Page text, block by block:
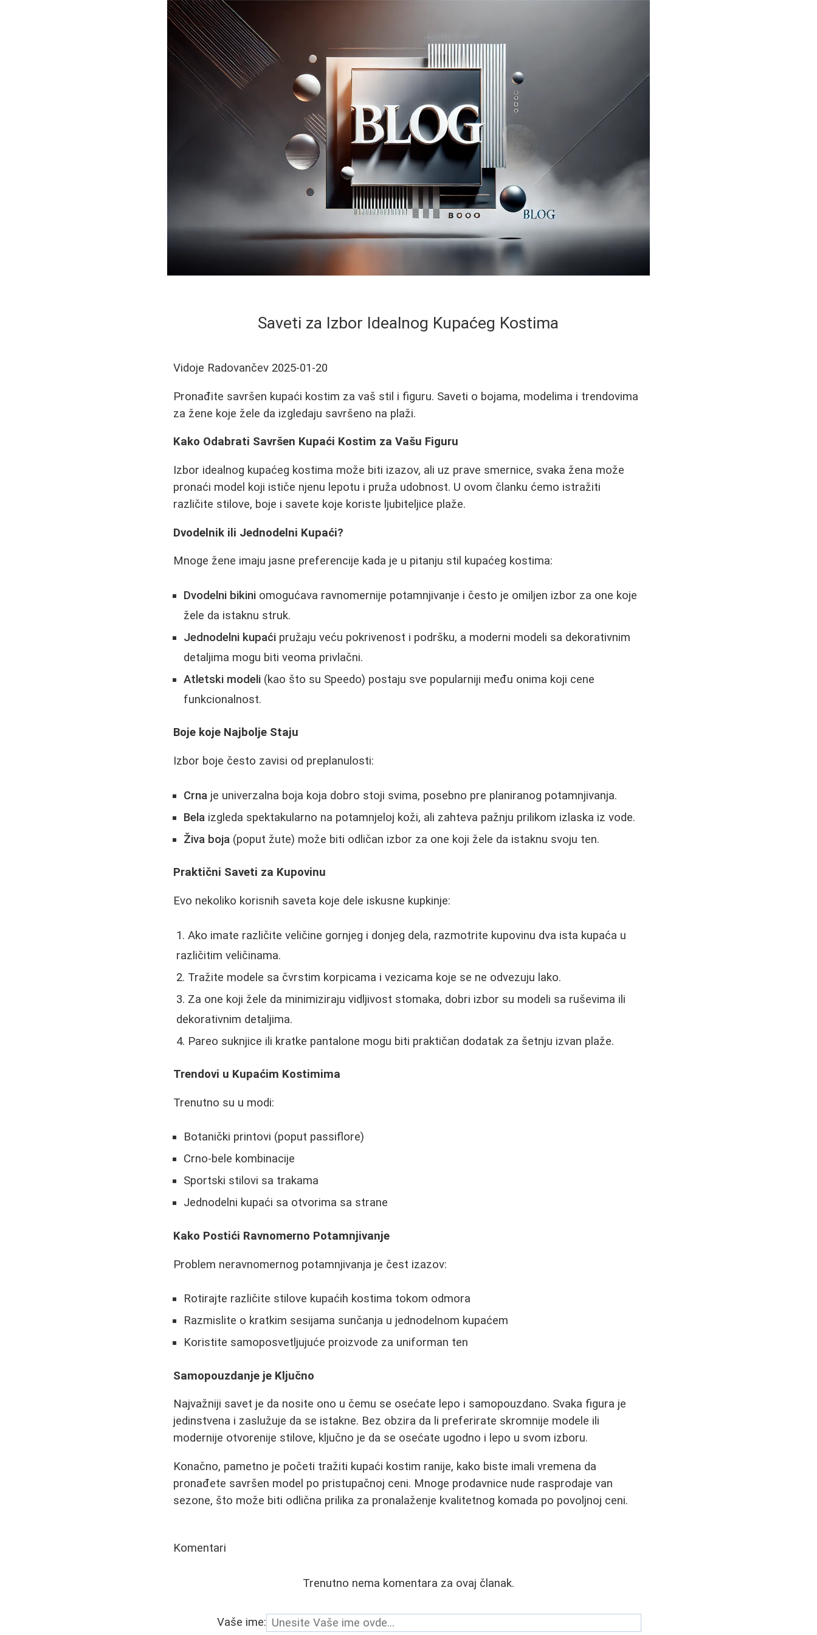
Saveti za Izbor Idealnog Kupaćeg Kostima
Vidoje Radovančev 2025-01-20
Pronađite savršen kupaći kostim za vaš stil i figuru. Saveti o bojama, modelima i trendovima
za žene koje žele da izgledaju savršeno na plaži.
Kako Odabrati Savršen Kupaći Kostim za Vašu Figuru
Izbor idealnog kupaćeg kostima može biti izazov, ali uz prave smernice, svaka žena može
pronaći model koji ističe njenu lepotu i pruža udobnost. U ovom članku ćemo istražiti
različite stilove, boje i savete koje koriste ljubiteljice plaže.
Dvodelnik ili Jednodelni Kupaći?
Mnoge žene imaju jasne preferencije kada je u pitanju stil kupaćeg kostima:
Dvodelni bikini omogućava ravnomernije potamnjivanje i često je omiljen izbor za one koje
žele da istaknu struk.
Jednodelni kupaći pružaju veću pokrivenost i podršku, a moderni modeli sa dekorativnim
detaljima mogu biti veoma privlačni.
Atletski modeli (kao što su Speedo) postaju sve popularniji među onima koji cene
funkcionalnost.
Boje koje Najbolje Staju
Izbor boje često zavisi od preplanulosti:
Crna je univerzalna boja koja dobro stoji svima, posebno pre planiranog potamnjivanja.
Bela izgleda spektakularno na potamnjeloj koži, ali zahteva pažnju prilikom izlaska iz vode.
Živa boja (poput žute) može biti odličan izbor za one koji žele da istaknu svoju ten.
Praktični Saveti za Kupovinu
Evo nekoliko korisnih saveta koje dele iskusne kupkinje:
Ako imate različite veličine gornjeg i donjeg dela, razmotrite kupovinu dva ista kupaća u
različitim veličinama.
Tražite modele sa čvrstim korpicama i vezicama koje se ne odvezuju lako.
Za one koji žele da minimiziraju vidljivost stomaka, dobri izbor su modeli sa ruševima ili
dekorativnim detaljima.
Pareo suknjice ili kratke pantalone mogu biti praktičan dodatak za šetnju izvan plaže.
Trendovi u Kupaćim Kostimima
Trenutno su u modi:
Botanički printovi (poput passiflore)
Crno-bele kombinacije
Sportski stilovi sa trakama
Jednodelni kupaći sa otvorima sa strane
Kako Postići Ravnomerno Potamnjivanje
Problem neravnomernog potamnjivanja je čest izazov:
Rotirajte različite stilove kupaćih kostima tokom odmora
Razmislite o kratkim sesijama sunčanja u jednodelnom kupaćem
Koristite samoposvetljujuće proizvode za uniforman ten
Samopouzdanje je Ključno
Najvažniji savet je da nosite ono u čemu se osećate lepo i samopouzdano. Svaka figura je
jedinstvena i zaslužuje da se istakne. Bez obzira da li preferirate skromnije modele ili
modernije otvorenije stilove, ključno je da se osećate ugodno i lepo u svom izboru.
Konačno, pametno je početi tražiti kupaći kostim ranije, kako biste imali vremena da
pronađete savršen model po pristupačnoj ceni. Mnoge prodavnice nude rasprodaje van
sezone, što može biti odlična prilika za pronalaženje kvalitetnog komada po povoljnoj ceni.
Komentari
Trenutno nema komentara za ovaj članak.
Vaše ime: